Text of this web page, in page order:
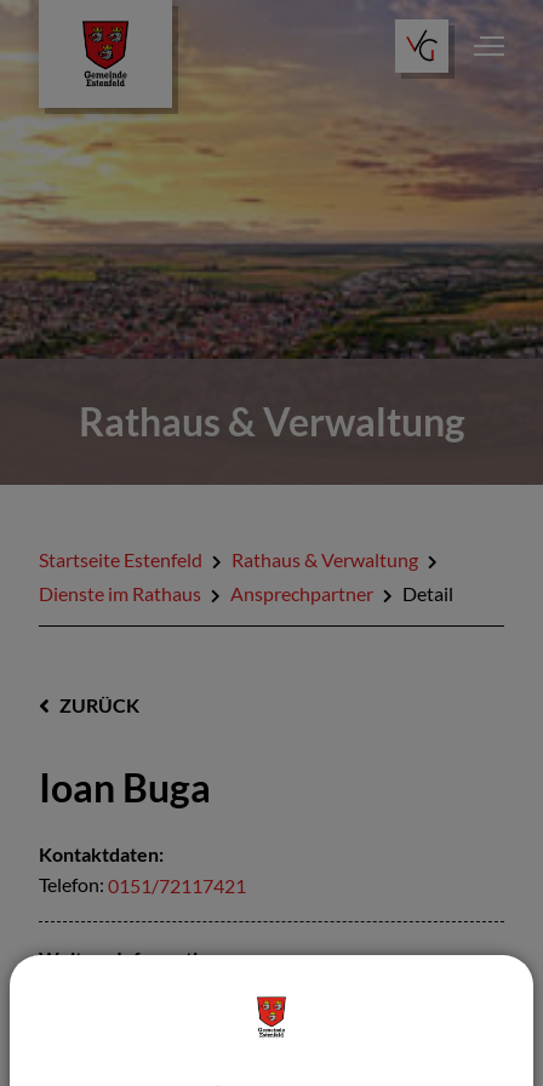
Rathaus & Verwaltung
Startseite Estenfeld
Rathaus & Verwaltung
Dienste im Rathaus
Ansprechpartner Detail
ZURÜCK
Ioan Buga
Kontaktdaten:
Telefon: 0151/72117421
Weitere Informationen: